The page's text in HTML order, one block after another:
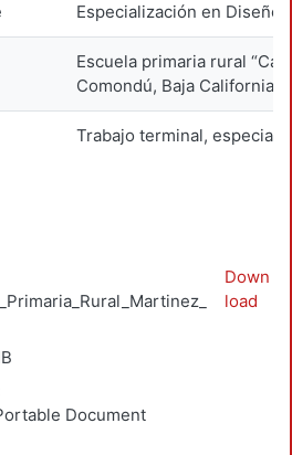
Especialización en Diseño.
Escuela primaria rural
Comondú, Baja California
Trabajo terminal,
Document
Down
load